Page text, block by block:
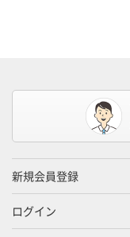
新規会員登録
ログイン